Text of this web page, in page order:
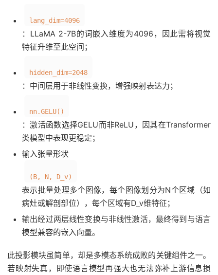
lang_dim=4096
：LLaMA 2-7B的词嵌入维度为4096，因此需将视觉
特征升维至此空间；
hidden_dim=2048
：中间层用于非线性变换，增强映射表达力；
nn.GELU()
：激活函数选择GELU而非ReLU，因其在Transformer
类模型中表现更稳定；
输入张量形状
(B, N, D_v)
表示批量处理多个图像，每个图像划分为N个区域（如
病灶或解剖部位），每个区域有D_v维特征；
输出经过两层线性变换与非线性激活，最终得到与语言
模型兼容的嵌入向量。
此投影模块虽简单，却是多模态系统成败的关键组件之一。
若映射失真，即使语言模型再强大也无法弥补上游信息损